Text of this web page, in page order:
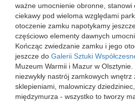
ważne umocnienie obronne, stanowi
ciekawy pod wieloma względami
otoczenie zamku napotykamy
częściowo elementy dawnych
Kończąc zwiedzanie zamku i jego
jeszcze do Galerii Sztuki
Muzeum Warmii i Mazur w
niezwykły nastrój zamkowych
sklepieniami, malowniczy
międzymurza - wszystko to tworzy